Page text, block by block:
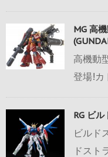
MG 高
高機動
登場!カ
RG ビ
ビルド
ドスト